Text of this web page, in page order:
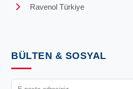
Ravenol Türkiye
BÜLTEN & SOSYAL